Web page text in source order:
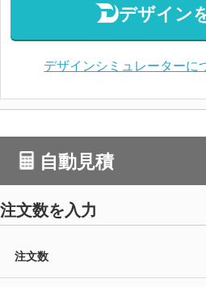
デザイン
デザインシミュレーターに
自動見積
注文数を入力
注文数